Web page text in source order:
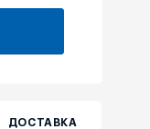
ДОСТАВКА